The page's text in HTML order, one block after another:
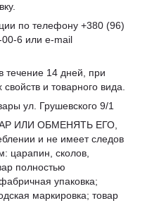
по телефону +380 (96)
6 или e-mail
течение 14 дней, при
и товарного вида.
ул. Грушевского 9/1
ИЛИ ОБМЕНЯТЬ ЕГО,
и не имеет следов
царапин, сколов,
полностью
упаковка;
маркировка; товар